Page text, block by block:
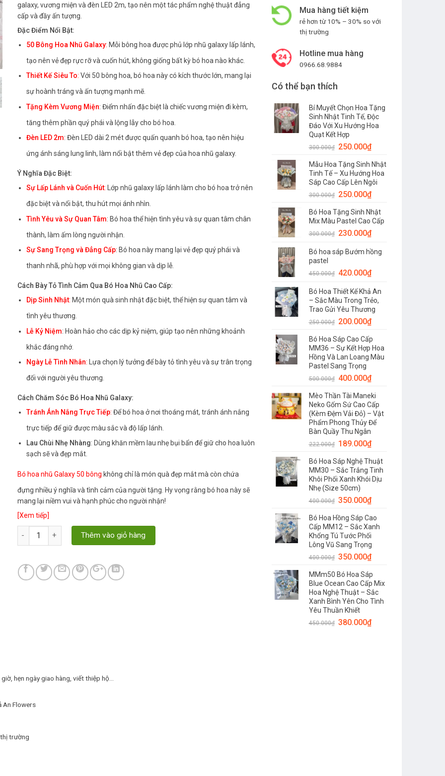
galaxy, vương miện và đèn LED 2m, tạo nên một tác phẩm nghệ thuật đẳng
cấp và đầy ấn tượng.
Đặc Điểm Nổi Bật:
50 Bông Hoa Nhũ Galaxy: Mỗi bông hoa được phủ lớp nhũ galaxy lấp lánh,
tạo nên vẻ đẹp rực rỡ và cuốn hút, không giống bất kỳ bó hoa nào khác.
Thiết Kế Siêu To: Với 50 bông hoa, bó hoa này có kích thước lớn, mang lại
sự hoành tráng và ấn tượng mạnh mẽ.
Tặng Kèm Vương Miện: Điểm nhấn đặc biệt là chiếc vương miện đi kèm,
tăng thêm phần quý phái và lộng lẫy cho bó hoa.
Đèn LED 2m: Đèn LED dài 2 mét được quấn quanh bó hoa, tạo nên hiệu
ứng ánh sáng lung linh, làm nổi bật thêm vẻ đẹp của hoa nhũ galaxy.
Ý Nghĩa Đặc Biệt:
Sự Lấp Lánh và Cuốn Hút: Lớp nhũ galaxy lấp lánh làm cho bó hoa trở nên
đặc biệt và nổi bật, thu hút mọi ánh nhìn.
Tình Yêu và Sự Quan Tâm: Bó hoa thể hiện tình yêu và sự quan tâm chân
thành, làm ấm lòng người nhận.
Sự Sang Trọng và Đẳng Cấp: Bó hoa này mang lại vẻ đẹp quý phái và
thanh nhã, phù hợp với mọi không gian và dịp lễ.
Cách Bày Tỏ Tình Cảm Qua Bó Hoa Nhũ Cao Cấp:
Dịp Sinh Nhật: Một món quà sinh nhật đặc biệt, thể hiện sự quan tâm và
tình yêu thương.
Lễ Kỷ Niệm: Hoàn hảo cho các dịp kỷ niệm, giúp tạo nên những khoảnh
khắc đáng nhớ.
Ngày Lễ Tình Nhân: Lựa chọn lý tưởng để bày tỏ tình yêu và sự trân trọng
đối với người yêu thương.
Cách Chăm Sóc Bó Hoa Nhũ Galaxy:
Tránh Ánh Nắng Trực Tiếp: Để bó hoa ở nơi thoáng mát, tránh ánh nắng
trực tiếp để giữ được màu sắc và độ lấp lánh.
Lau Chùi Nhẹ Nhàng: Dùng khăn mềm lau nhẹ bụi bẩn để giữ cho hoa luôn
sạch sẽ và đẹp mắt.
Bó hoa nhũ Galaxy 50 bông không chỉ là món quà đẹp mắt mà còn chứa
đựng nhiều ý nghĩa và tình cảm của người tặng. Hy vọng rằng bó hoa này sẽ
mang lại niềm vui và hạnh phúc cho người nhận!
[Xem tiếp]
Quantity Thêm vào giỏ hàng
Mua hàng tiết kiệm
rẻ hơn từ 10% – 30% so với
thị trường
Hotline mua hàng
0966.68.9884
Có thể bạn thích
Bí Muyết Chọn Hoa Tặng
Sinh Nhật Tinh Tế, Độc
Đáo Với Xu Hướng Hoa
Quạt Kết Hợp
300.000₫ 250.000₫
Mẫu Hoa Tặng Sinh Nhật
Tinh Tế – Xu Hướng Hoa
Sáp Cao Cấp Lên Ngôi
300.000₫ 250.000₫
Bó Hoa Tặng Sinh Nhật
Mix Màu Pastel Cao Cấp
300.000₫ 230.000₫
Bó hoa sáp Bướm hồng
pastel
450.000₫ 420.000₫
Bó Hoa Thiết Kế Khả An
– Sắc Màu Trong Trẻo,
Trao Gửi Yêu Thương
250.000₫ 200.000₫
Bó Hoa Sáp Cao Cấp
MM36 – Sự Kết Hợp Hoa
Hồng Và Lan Loang Màu
Pastel Sang Trọng
500.000₫ 400.000₫
Mèo Thần Tài Maneki
Neko Gốm Sứ Cao Cấp
(Kèm Đệm Vải Đỏ) – Vật
Phẩm Phong Thủy Để
Bàn Quầy Thu Ngân
222.000₫ 189.000₫
Bó Hoa Sáp Nghệ Thuật
MM30 – Sắc Trắng Tinh
Khôi Phối Xanh Khói Dịu
Nhẹ (Size 50cm)
400.000₫ 350.000₫
Bó Hoa Hồng Sáp Cao
Cấp MM12 – Sắc Xanh
Khổng Tú Tước Phối
Lông Vũ Sang Trọng
400.000₫ 350.000₫
MMm50 Bó Hoa Sáp
Blue Ocean Cao Cấp Mix
Hoa Nghệ Thuật – Sắc
Xanh Bình Yên Cho Tình
Yêu Thuần Khiết
450.000₫ 380.000₫
hẹn ngày giao hàng, viết thiệp hộ...
An Flowers
trường